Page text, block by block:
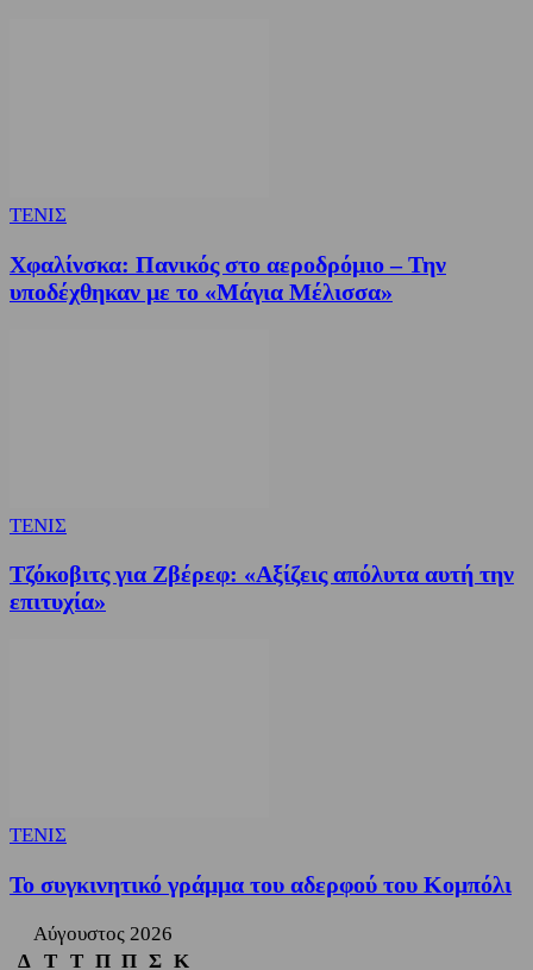
ΤΕΝΙΣ
Χφαλίνσκα: Πανικός στο αεροδρόμιο – Την
υποδέχθηκαν με το «Μάγια Μέλισσα»
ΤΕΝΙΣ
Τζόκοβιτς για Ζβέρεφ: «Αξίζεις απόλυτα αυτή την
επιτυχία»
ΤΕΝΙΣ
Το συγκινητικό γράμμα του αδερφού του Κομπόλι
Αύγουστος 2026
Δ
Τ Τ Π Π Σ Κ